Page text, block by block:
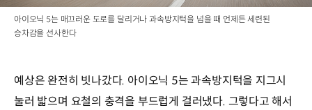
아이오닉 5는 매끄러운 도로를 달리거나 과속방지턱을 넘을 때 언제든 세련된
승차감을 선사한다
예상은 완전히 빗나갔다. 아이오닉 5는 과속방지턱을 지그시
눌러 밟으며 요철의 충격을 부드럽게 걸러냈다. 그렇다고 해서